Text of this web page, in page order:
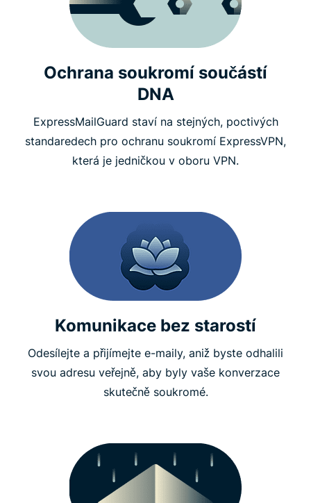
Ochrana soukromí součástí
DNA
ExpressMailGuard staví na stejných, poctivých
standaredech pro ochranu soukromí ExpressVPN,
která je jedničkou v oboru VPN.
Komunikace bez starostí
Odesílejte a přijímejte e-maily, aniž byste odhalili
svou adresu veřejně, aby byly vaše konverzace
skutečně soukromé.